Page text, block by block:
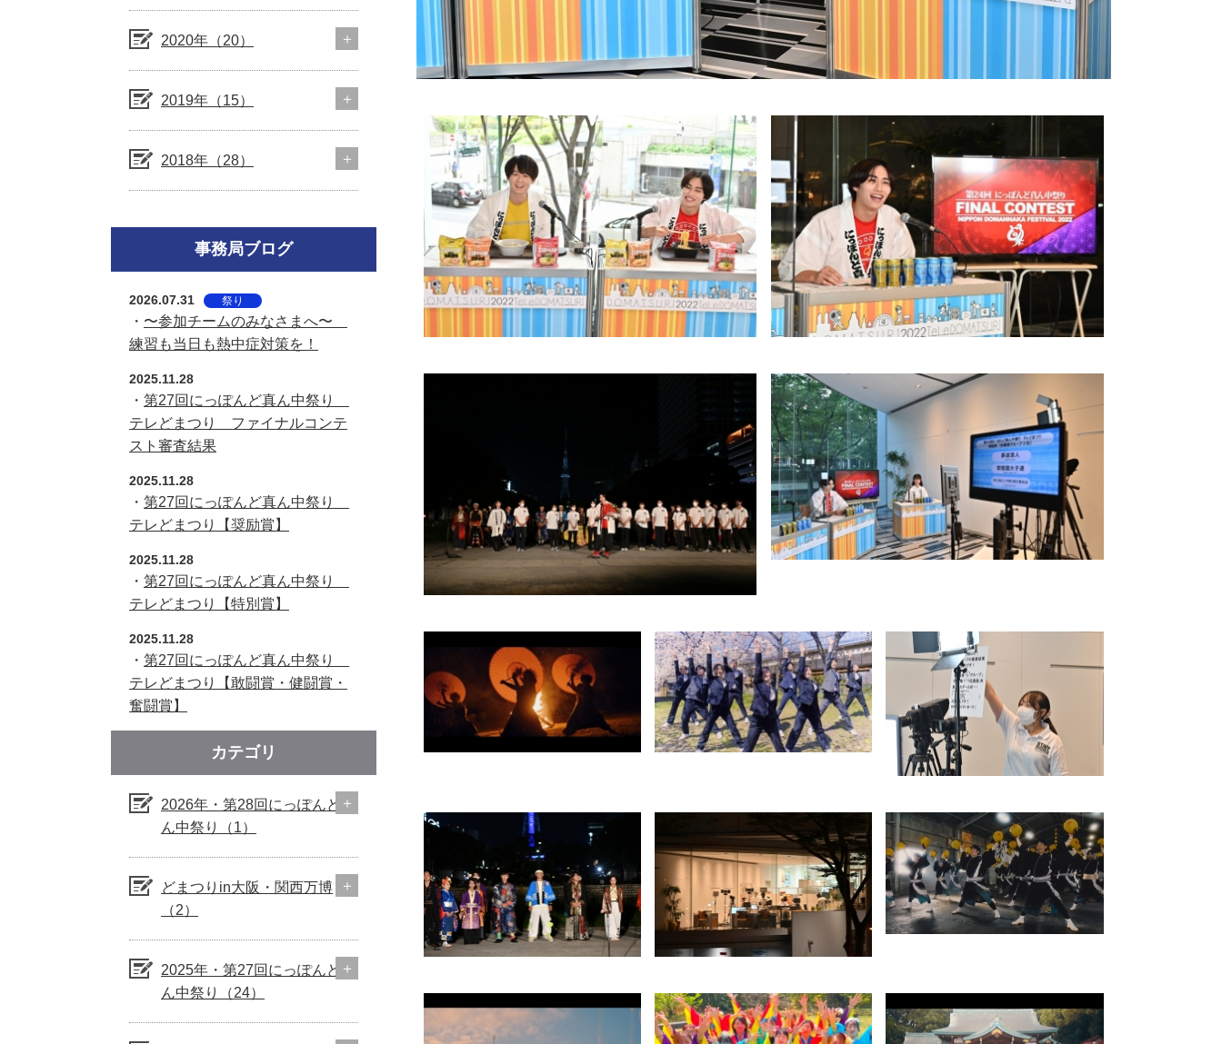
2020年（20）
2019年（15）
2018年（28）
事務局ブログ
2026.07.31 祭り
・ 〜参加チームのみなさまへ〜
練習も当日も熱中症対策を！
2025.11.28
・ 第27回にっぽんど真ん中祭り
テレどまつり ファイナルコンテ
スト審査結果
2025.11.28
・ 第27回にっぽんど真ん中祭り
テレどまつり【奨励賞】
2025.11.28
・ 第27回にっぽんど真ん中祭り
テレどまつり【特別賞】
2025.11.28
・ 第27回にっぽんど真ん中祭り
テレどまつり【敢闘賞・健闘賞・
奮闘賞】
カテゴリ
2026年・第28回にっぽんど真
ん中祭り（1）
どまつりin大阪・関西万博
（2）
2025年・第27回にっぽんど真
ん中祭り（24）